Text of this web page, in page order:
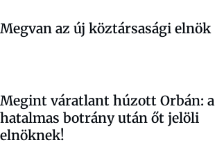
Megvan az új köztársasági elnök
Megint váratlant húzott Orbán: a
hatalmas botrány után őt jelöli
elnöknek!